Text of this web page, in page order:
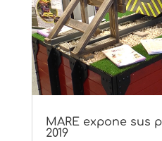
MARE expone sus
2019